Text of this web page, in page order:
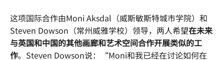
这项国际合作由Moni Aksdal（威斯敏斯特城市学院）和
Steven Dowson（常州威雅学校）领导，两人希望在未来
与英国和中国的其他画廊和艺术空间合作开展类似的工
作。Steven Dowson说：“Moni和我已经在讨论如何在